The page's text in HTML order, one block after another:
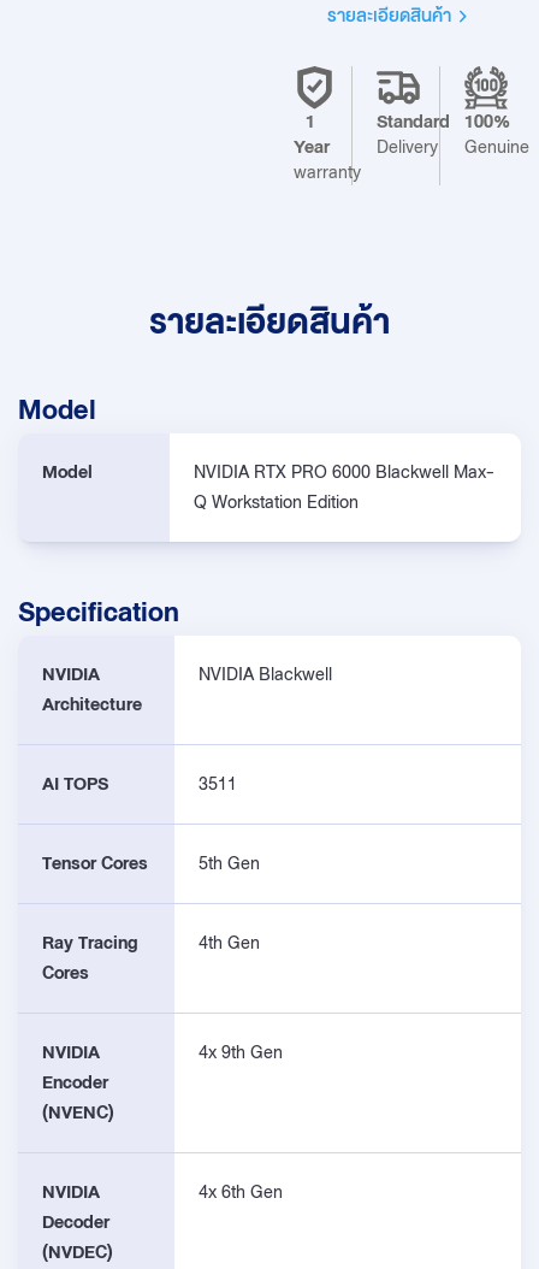
รายละเอียดสินค้า
1
Year
warranty
Standard
Delivery
100%
Genuine
รายละเอียดสินค้า
Model
Model
NVIDIA RTX PRO 6000 Blackwell Max-
Q Workstation Edition
Specification
NVIDIA
Architecture
NVIDIA Blackwell
AI TOPS 3511
Tensor Cores 5th Gen
Ray Tracing
Cores
4th Gen
NVIDIA
Encoder
(NVENC)
4x 9th Gen
NVIDIA
Decoder
(NVDEC)
4x 6th Gen